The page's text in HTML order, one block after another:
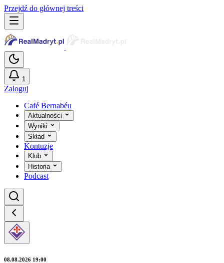
Przejdź do głównej treści
1
Zaloguj
Café Bernabéu
Aktualności
Wyniki
Skład
Kontuzje
Klub
Historia
Podcast
08.08.2026 19:00